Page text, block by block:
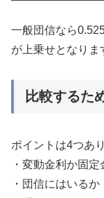
一般団信なら
が上乗せとなりま
比較するた
ポイントは4つあ
・変動金利か固定
・団信にはいるか